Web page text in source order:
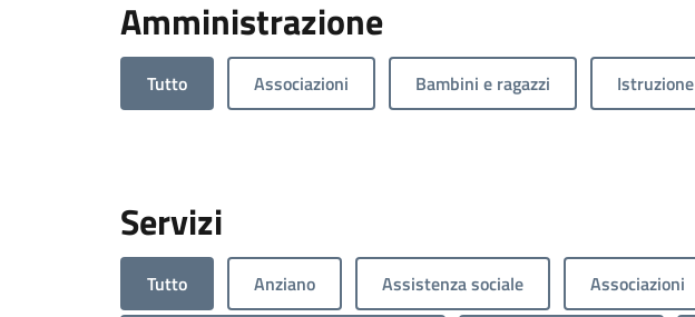
Amministrazione
Tutto Associazioni Bambini e ragazzi Istruzione
Servizi
Tutto Anziano Assistenza sociale Associazioni